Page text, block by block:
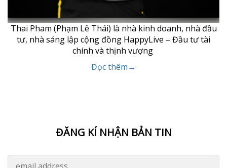
Thai Pham (Phạm Lê Thái) là nhà kinh doanh, nhà đầu
tư, nhà sáng lập cộng đồng HappyLive – Đầu tư tài
chính và thịnh vượng
Đọc thêm→
ĐĂNG KÍ NHẬN BẢN TIN